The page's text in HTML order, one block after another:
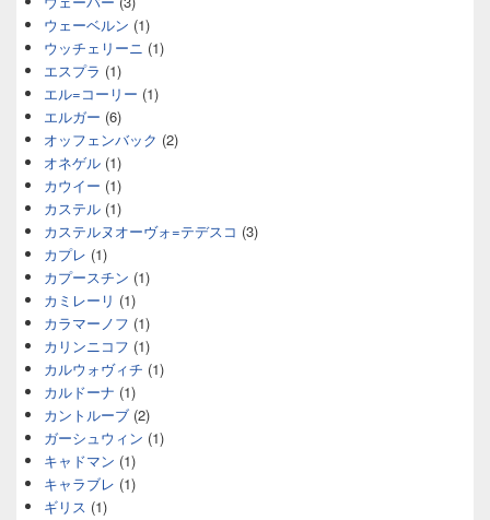
ウェーベルン (1)
ウッチェリーニ (1)
エスプラ (1)
エル=コーリー (1)
エルガー (6)
オッフェンバック (2)
オネゲル (1)
カウイー (1)
カステル (1)
カステルヌオーヴォ=テデスコ (3)
カプレ (1)
カプースチン (1)
カミレーリ (1)
カラマーノフ (1)
カリンニコフ (1)
カルウォヴィチ (1)
カルドーナ (1)
カントルーブ (2)
ガーシュウィン (1)
キャドマン (1)
キャラブレ (1)
ギリス (1)